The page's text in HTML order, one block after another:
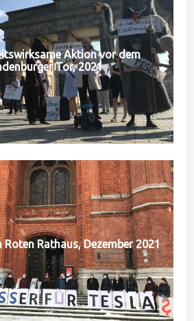
Aktion vor dem
Tor, 2021
Rathaus, Dezember 2021